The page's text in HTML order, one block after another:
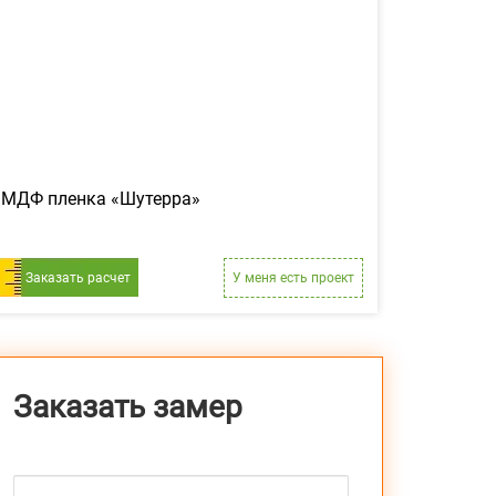
МДФ пленка «Шутерра»
Заказать расчет У меня есть проект
Заказать замер